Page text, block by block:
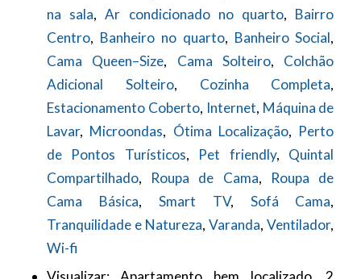
na sala,Ar condicionado no quarto, Bairro
Centro, Banheiro no quarto, Banheiro Social,
Cama Queen–Size, Cama Solteiro, Colchão
Adicional Solteiro, Cozinha Completa,
Estacionamento Coberto, Internet, Máquina de
Lavar, Microondas, Ótima Localização, Perto
de Pontos Turísticos, Pet friendly, Quintal
Compartilhado, Roupa de Cama, Roupa de
Cama Básica, Smart TV, Sofá Cama,
Tranquilidade e Natureza,Varanda,Ventilador,
Wi-fi